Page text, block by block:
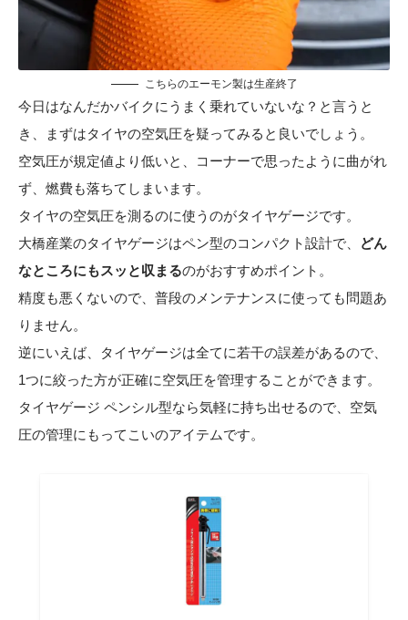
こちらのエーモン製は生産終了
今日はなんだかバイクにうまく乗れていないな？と言うと
き、まずはタイヤの空気圧を疑ってみると良いでしょう。
空気圧が規定値より低いと、コーナーで思ったように曲がれ
ず、燃費も落ちてしまいます。
タイヤの空気圧を測るのに使うのがタイヤゲージです。
大橋産業のタイヤゲージはペン型のコンパクト設計で、
どん
なところにもスッと収まるのがおすすめポイント。
精度も悪くないので、普段のメンテナンスに使っても問題あ
りません。
逆にいえば、タイヤゲージは全てに若干の誤差があるので、
1つに絞った方が正確に空気圧を管理することができます。
タイヤゲージ ペンシル型なら気軽に持ち出せるので、空気
圧の管理にもってこいのアイテムです。